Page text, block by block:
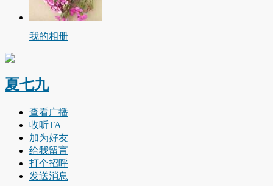
我的相册
夏七九
查看广播
收听TA
加为好友
给我留言
打个招呼
发送消息